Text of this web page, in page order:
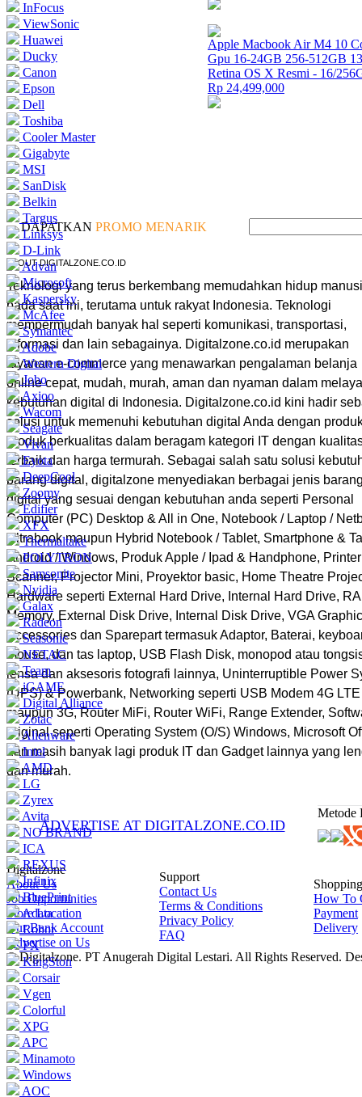
InFocus
ViewSonic
Huawei
Ducky
Canon
Epson
Dell
Toshiba
Cooler Master
Gigabyte
MSI
SanDisk
Belkin
Targus
Linksys
D-Link
Advan
Microsoft
Kaspersky
McAfee
Symantec
Adobe
Western Digital
Jobo
Axioo
Wacom
Seagate
Vivan
Eyota
DeepCool
Zoomy
Edifier
XFX
Thermaltake
POLYTRON
Samsonite
Nvidia
Galax
Radeon
Seasonic
NETAC
Team
iGAME
Digital Alliance
Zotac
Alienware
Intel
AMD
LG
Zyrex
Avita
NO BRAND
ICA
REXUS
Infinix
BluePrint
Adata
Robot
PX
KingSton
Corsair
Vgen
Colorful
XPG
APC
Minamoto
Windows
AOC
Apple Macbook Air M4 10
Gpu 16-24GB 256-512GB
Retina OS X Resmi - 16/
Rp 24,499,000
DAPATKAN PROMO MENARIK
ABOUT DIGITALZONE.CO.ID
Teknologi yang terus berkembang memudahkan hidup
pada saat ini, terutama untuk rakyat Indonesia. Teknologi
mempermudah banyak hal seperti komunikasi, transportasi,
informasi dan lain sebagainya. Digitalzone.co.id merupakan
layanan e-commerce yang menawarkan pengalaman belanja
online cepat, mudah, murah, aman dan nyaman dalam
kebutuhan digital di Indonesia. Digitalzone.co.id kini hadir
solusi untuk memenuhi kebutuhan digital Anda dengan
produk berkualitas dalam beragam kategori IT dengan
terbaik dan harga termurah. Sebagai salah satu solusi
barang digital, digitalzone menyediakan berbagai jenis
digital yang sesuai dengan kebutuhan anda seperti Personal
Computer (PC) Desktop & All in One, Notebook / Laptop /
Ultrabook maupun Hybrid Notebook / Tablet, Smartphone &
Android / Windows, Produk Apple / Ipad & Handphone,
Scanner, Projector Mini, Proyektor basic, Home Theatre
Hardware seperti External Hard Drive, Internal Hard Drive,
Memory, External Disk Drive, Internal Disk Drive, VGA
Accessories dan Sparepart termasuk Adaptor, Baterai,
mouse, dan tas laptop, USB Flash Disk, monopod atau
lensa dan aksesoris fotografi lainnya, Uninterruptible Power
(UPS) & Powerbank, Networking seperti USB Modem 4G LTE
maupun 3G, Router MiFi, Router WiFi, Range Extender,
original seperti Operating System (O/S) Windows, Microsoft
dan masih banyak lagi produk IT dan Gadget lainnya yang
dan murah.
ADVERTISE AT DIGITALZONE.CO.ID
Metode
Digitalzone
About Us
Job Opportunities
Store Location
Our Bank Account
Advertise on Us
Support
Contact Us
Terms & Conditions
Privacy Policy
FAQ
Shopping
How To
Payment
Delivery
© Digitalzone. PT Anugerah Digital Lestari. All Rights Reserved.